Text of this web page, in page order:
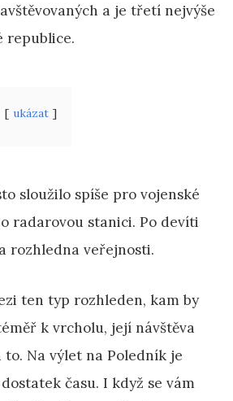
a je třetí nejvýše
republice.
ukázat
sloužilo spíše pro vojenské
radarovou stanici. Po devíti
rozhledna veřejnosti.
ten typ rozhleden, kam by
k vrcholu, její návštěva
Na výlet na Poledník je
času. I když se vám